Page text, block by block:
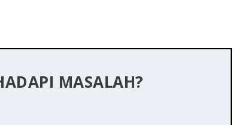
MASALAH?